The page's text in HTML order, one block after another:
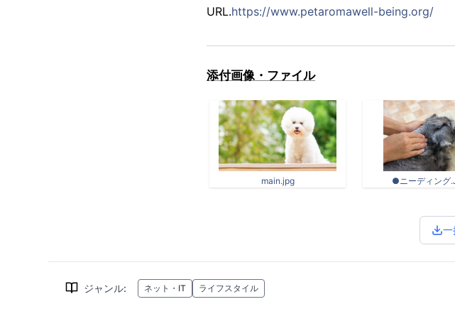
URL.https://www.petaromawell-being.org/
添付画像・ファイル
main.jpg ●ニーディング
一
ジャンル: ネット・IT ライフスタイル